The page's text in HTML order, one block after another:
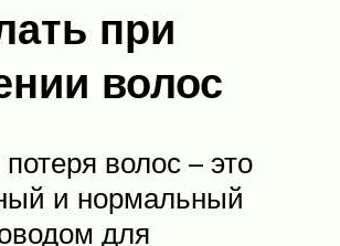
при
волос
волос – это
и нормальный
для